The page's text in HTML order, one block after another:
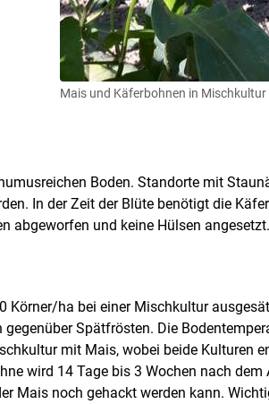
Skip to main
Mais und Käferbohnen in Mischkultur
Boden. Standorte mit
In der Zeit der Blüte benötigt die
abgeworfen und keine Hülsen angesetzt.
Körner/ha bei einer Mischkultur
Spätfrösten. Die
mit Mais, wobei beide Kulturen
wird 14 Tage bis 3 Wochen nach
Mais noch gehackt werden kann.